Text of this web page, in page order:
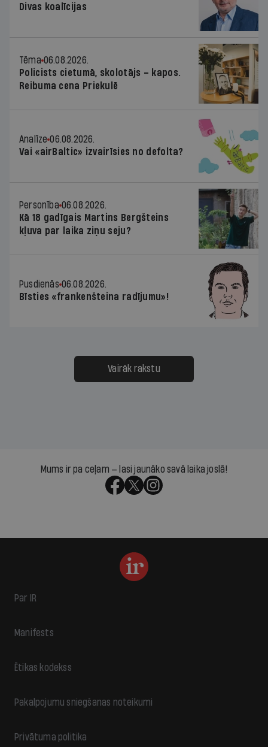
Divas koalīcijas
Tēma 06.08.2026.
Policists cietumā, skolotājs – kapos.
Reibuma cena Priekulē
Analīze 06.08.2026.
Vai «airBaltic» izvairīsies no defolta?
Personība 06.08.2026.
Kā 18 gadīgais Martins Bergšteins
kļuva par laika ziņu seju?
Pusdienās 06.08.2026.
Bīsties «frankenšteina radījumu»!
Vairāk rakstu
Mums ir pa ceļam — lasi jaunāko savā laika joslā!
Par IR
Manifests
Ētikas kodekss
Pakalpojumu sniegšanas noteikumi
Privātuma politika